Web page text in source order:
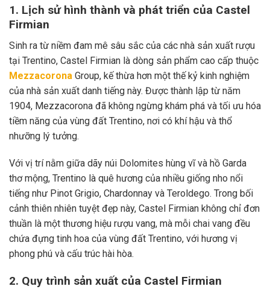
1. Lịch sử hình thành và phát triển của Castel
Firmian
Sinh ra từ niềm đam mê sâu sắc của các nhà sản xuất rượu
tại Trentino, Castel Firmian là dòng sản phẩm cao cấp thuộc
Mezzacorona Group, kế thừa hơn một thế kỷ kinh nghiệm
của nhà sản xuất danh tiếng này. Được thành lập từ năm
1904, Mezzacorona đã không ngừng khám phá và tối ưu hóa
tiềm năng của vùng đất Trentino, nơi có khí hậu và thổ
nhưỡng lý tưởng.
Với vị trí nằm giữa dãy núi Dolomites hùng vĩ và hồ Garda
thơ mộng, Trentino là quê hương của nhiều giống nho nổi
tiếng như Pinot Grigio, Chardonnay và Teroldego. Trong bối
cảnh thiên nhiên tuyệt đẹp này, Castel Firmian không chỉ đơn
thuần là một thương hiệu rượu vang, mà mỗi chai vang đều
chứa đựng tinh hoa của vùng đất Trentino, với hương vị
phong phú và cấu trúc hài hòa.
2. Quy trình sản xuất của Castel Firmian